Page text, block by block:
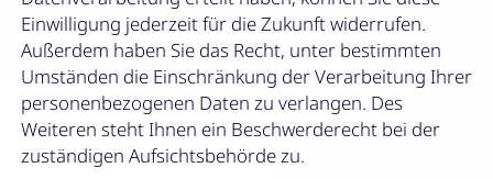
Einwilligung jederzeit für die Zukunft widerrufen.
Außerdem haben Sie das Recht, unter bestimmten
Umständen die Einschränkung der Verarbeitung Ihrer
personenbezogenen Daten zu verlangen. Des
Weiteren steht Ihnen ein Beschwerderecht bei der
zuständigen Aufsichtsbehörde zu.